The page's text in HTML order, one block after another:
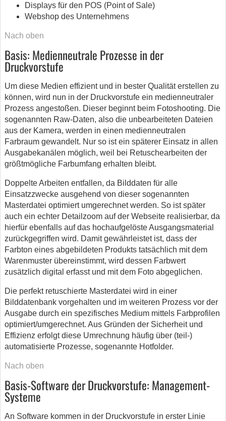
Displays für den POS (Point of Sale)
Webshop des Unternehmens
Nach oben
Basis: Medienneutrale Prozesse in der
Druckvorstufe
Um diese Medien effizient und in bester Qualität erstellen zu
können, wird nun in der Druckvorstufe ein medienneutraler
Prozess angestoßen. Dieser beginnt beim Fotoshooting. Die
sogenannten Raw-Daten, also die unbearbeiteten Dateien
aus der Kamera, werden in einen medienneutralen
Farbraum gewandelt. Nur so ist ein späterer Einsatz in allen
Ausgabekanälen möglich, weil bei Retuschearbeiten der
größtmögliche Farbumfang erhalten bleibt.
Doppelte Arbeiten entfallen, da Bilddaten für alle
Einsatzzwecke ausgehend von dieser sogenannten
Masterdatei optimiert umgerechnet werden. So ist später
auch ein echter Detailzoom auf der Webseite realisierbar, da
hierfür ebenfalls auf das hochaufgelöste Ausgangsmaterial
zurückgegriffen wird. Damit gewährleistet ist, dass der
Farbton eines abgebildeten Produkts tatsächlich mit dem
Warenmuster übereinstimmt, wird dessen Farbwert
zusätzlich digital erfasst und mit dem Foto abgeglichen.
Die perfekt retuschierte Masterdatei wird in einer
Bilddatenbank vorgehalten und im weiteren Prozess vor der
Ausgabe durch ein spezifisches Medium mittels Farbprofilen
optimiert/umgerechnet. Aus Gründen der Sicherheit und
Effizienz erfolgt diese Umrechnung häufig über (teil-)
automatisierte Prozesse, sogenannte Hotfolder.
Nach oben
Basis-Software der Druckvorstufe: Management-
Systeme
An Software kommen in der Druckvorstufe in erster Linie